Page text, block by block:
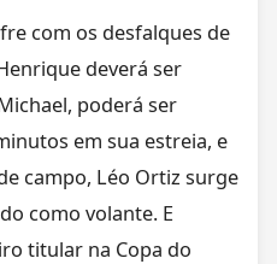
com os desfalques de
deverá ser
poderá ser
em sua estreia, e
campo, Léo Ortiz surge
como volante. E
titular na Copa do